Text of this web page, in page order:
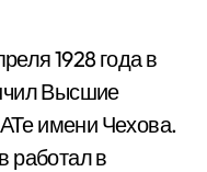
1928 года в
Высшие
имени Чехова.
работал в